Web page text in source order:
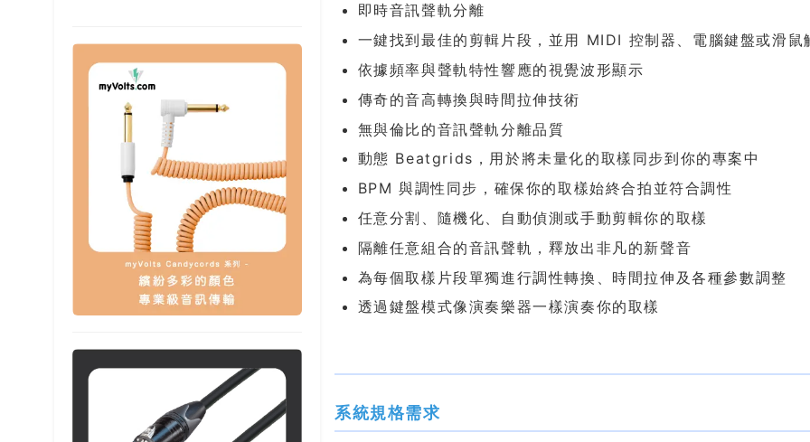
即時音訊聲軌分離
一鍵找到最佳的剪輯片段，並用 MIDI 控制器、電腦鍵盤或滑鼠
依據頻率與聲軌特性響應的視覺波形顯示
傳奇的音高轉換與時間拉伸技術
無與倫比的音訊聲軌分離品質
動態 Beatgrids，用於將未量化的取樣同步到你的專案中
BPM 與調性同步，確保你的取樣始終合拍並符合調性
任意分割、隨機化、自動偵測或手動剪輯你的取樣
隔離任意組合的音訊聲軌，釋放出非凡的新聲音
為每個取樣片段單獨進行調性轉換、時間拉伸及各種參數調整
透過鍵盤模式像演奏樂器一樣演奏你的取樣
系統規格需求